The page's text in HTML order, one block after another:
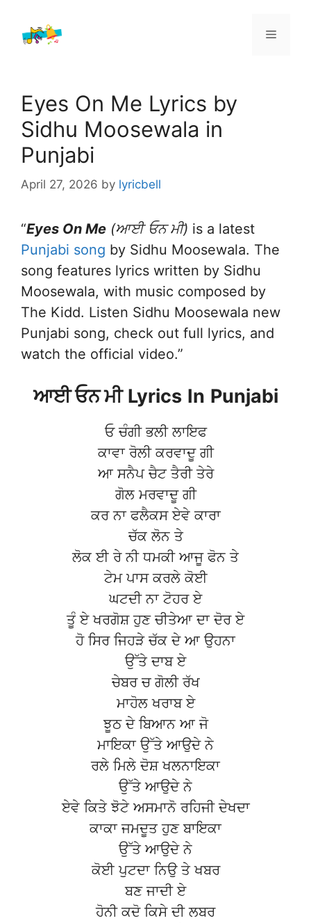
content
Menu
Eyes On Me Lyrics by
Sidhu Moosewala in
Punjabi
April 27, 2026 by lyricbell
“Eyes On Me (ਆਈ ਓਨ ਮੀ) is a latest
Punjabi song by Sidhu Moosewala. The
song features lyrics written by Sidhu
Moosewala, with music composed by
The Kidd. Listen Sidhu Moosewala new
Punjabi song, check out full lyrics, and
watch the official video.”
ਆਈ ਓਨ ਮੀ Lyrics In Punjabi
ਓ ਚੰਗੀ ਭਲੀ ਲਾਇਫ
ਕਾਵਾ ਰੋਲੀ ਕਰਵਾਦੂ ਗੀ
ਆ ਸਨੈਪ ਚੈਟ ਤੈਰੀ ਤੇਰੇ
ਗੋਲ ਮਰਵਾਦੂ ਗੀ
ਕਰ ਨਾ ਫਲੈਕਸ ਏਵੇ ਕਾਰਾ
ਚੱਕ ਲੋਨ ਤੇ
ਲੋਕ ਈ ਰੇ ਨੀ ਧਮਕੀ ਆਜੂ ਫੋਨ ਤੇ
ਟੇਮ ਪਾਸ ਕਰਲੇ ਕੋਈ
ਘਟਦੀ ਨਾ ਟੋਹਰ ਏ
ਤੂੰ ਏ ਖਰਗੋਸ਼ ਹੁਣ ਚੀਤੇਆ ਦਾ ਦੋਰ ਏ
ਹੋ ਸਿਰ ਜਿਹੜੇ ਚੱਕ ਦੇ ਆ ਉਹਨਾ
ਉੱਤੇ ਦਾਬ ਏ
ਚੇਬਰ ਚ ਗੋਲੀ ਰੱਖ
ਮਾਹੋਲ ਖਰਾਬ ਏ
ਝੂਠ ਦੇ ਬਿਆਨ ਆ ਜੋ
ਮਾਇਕਾ ਉੱਤੇ ਆਉਦੇ ਨੇ
ਰਲੇ ਮਿਲੇ ਦੋਸ਼ ਖਲਨਾਇਕਾ
ਉੱਤੇ ਆਉਦੇ ਨੇ
ਏਵੇ ਕਿਤੇ ਝੋਟੇ ਅਸਮਾਨੋ ਰਹਿਜੀ ਦੇਖਦਾ
ਕਾਕਾ ਜਮਦੂਤ ਹੁਣ ਬਾਇਕਾ
ਉੱਤੇ ਆਉਦੇ ਨੇ
ਕੋਈ ਪੁਟਦਾ ਨਿਉ ਤੇ ਖਬਰ
ਬਣ ਜਾਦੀ ਏ
ਹੋਨੀ ਕਦੋ ਕਿਸੇ ਦੀ ਲਬਰ